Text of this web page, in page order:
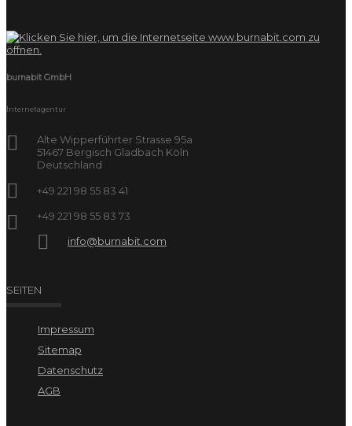
burnabit GmbH
Internetagentur
Alte Wipperführter Strasse 95a
51467 Bergisch Gladbach Köln
Deutschland
+49 221 98 55 83 41
+49 221 98 55 83 73
info@burnabit.com
SEITEN
Impressum
Sitemap
Datenschutz
AGB